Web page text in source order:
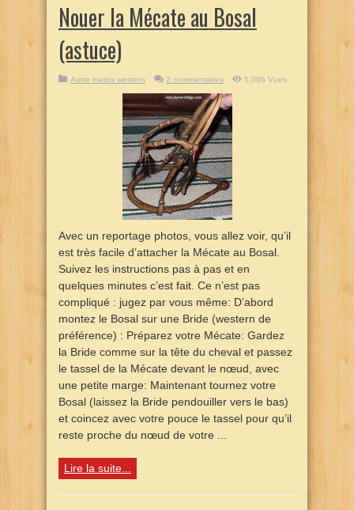
Nouer la Mécate au Bosal
(astuce)
Autre matos western 2 commentaires 5,096 Vues
Avec un reportage photos, vous allez voir, qu’il
est très facile d’attacher la Mécate au Bosal.
Suivez les instructions pas à pas et en
quelques minutes c’est fait. Ce n’est pas
compliqué : jugez par vous même: D’abord
montez le Bosal sur une Bride (western de
préférence) : Préparez votre Mécate: Gardez
la Bride comme sur la tête du cheval et passez
le tassel de la Mécate devant le nœud, avec
une petite marge: Maintenant tournez votre
Bosal (laissez la Bride pendouiller vers le bas)
et coincez avec votre pouce le tassel pour qu’il
reste proche du nœud de votre ...
Lire la suite...